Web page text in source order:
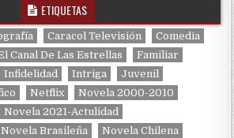
ETIQUETAS
Caracol Televisión
Comedia
Canal De Las Estrellas
Familiar
Infidelidad Intriga
Juvenil
Netflix
Novela 2000-2010
Novela 2021-Actulidad
Novela Brasileña
Novela Chilena